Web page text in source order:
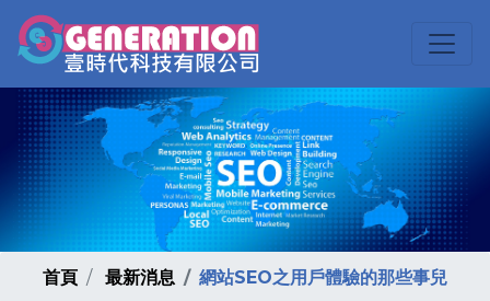
首頁 最新消息 網站SEO之用戶體驗的那些事兒